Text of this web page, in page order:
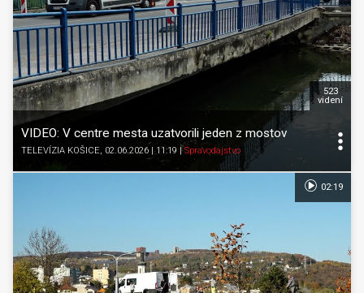
VIDEO: V centre mesta uzatvorili jeden z mostov
TELEVÍZIA KOŠICE, 02.06.2026 | 11:19 |Spravodajstvo
523
videní
02:19